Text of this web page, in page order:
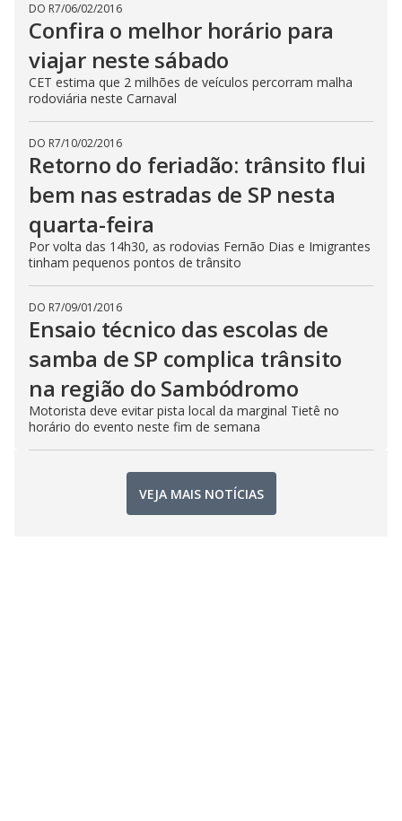
DO R7/06/02/2016
Confira o melhor horário para
viajar neste sábado
CET estima que 2 milhões de veículos percorram malha
rodoviária neste Carnaval
DO R7/10/02/2016
Retorno do feriadão: trânsito flui
bem nas estradas de SP nesta
quarta-feira
Por volta das 14h30, as rodovias Fernão Dias e Imigrantes
tinham pequenos pontos de trânsito
DO R7/09/01/2016
Ensaio técnico das escolas de
samba de SP complica trânsito
na região do Sambódromo
Motorista deve evitar pista local da marginal Tietê no
horário do evento neste fim de semana
VEJA MAIS NOTÍCIAS